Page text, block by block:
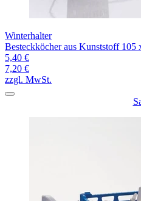
Winterhalter
Besteckköcher aus Kunststoff 105
5,40 €
7,20 €
zzgl. MwSt.